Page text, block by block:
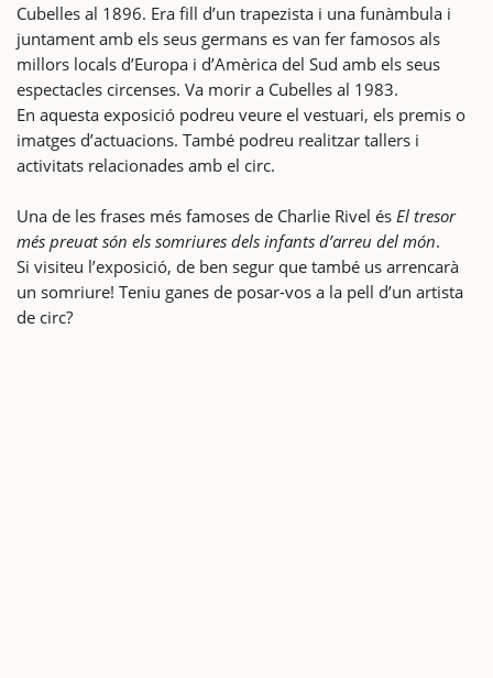
Cubelles al 1896. Era fill d’un trapezista i una funàmbula i
juntament amb els seus germans es van fer famosos als
millors locals d’Europa i d’Amèrica del Sud amb els seus
espectacles circenses. Va morir a Cubelles al 1983.
En aquesta exposició podreu veure el vestuari, els premis o
imatges d’actuacions. També podreu realitzar tallers i
activitats relacionades amb el circ.
Una de les frases més famoses de Charlie Rivel és El tresor
més preuat són els somriures dels infants d’arreu del món.
Si visiteu l’exposició, de ben segur que també us arrencarà
un somriure! Teniu ganes de posar-vos a la pell d’un artista
de circ?